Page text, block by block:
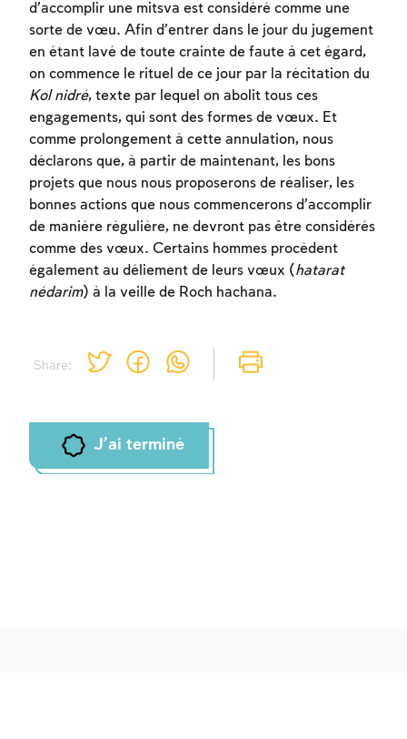
Share:
d’accomplir une mitsva est considéré comme une
sorte de vœu. Afin d’entrer dans le jour du jugement
en étant lavé de toute crainte de faute à cet égard,
on commence le rituel de ce jour par la récitation du
Kol nidré, texte par lequel on abolit tous ces
engagements, qui sont des formes de vœux. Et
comme prolongement à cette annulation, nous
déclarons que, à partir de maintenant, les bons
projets que nous nous proposerons de réaliser, les
bonnes actions que nous commencerons d’accomplir
de manière régulière, ne devront pas être considérés
comme des vœux. Certains hommes procèdent
également au déliement de leurs vœux (hatarat
nédarim) à la veille de Roch hachana.
J'ai terminé
Inscription requise
Afin d'enregistrer ce que vous avez étudié,
vous devez vous connectez ou vous
inscrire.
Inscription Connexion